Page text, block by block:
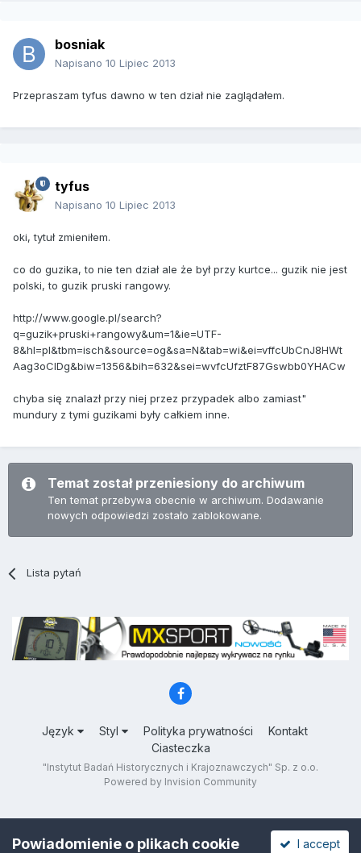
bosniak
Napisano 10 Lipiec 2013
Przepraszam tyfus dawno w ten dział nie zaglądałem.
tyfus
Napisano 10 Lipiec 2013
oki, tytuł zmieniłem.
co do guzika, to nie ten dział ale że był przy kurtce... guzik nie jest
polski, to guzik pruski rangowy.
http://www.google.pl/search?
q=guzik+pruski+rangowy&um=1&ie=UTF-
8&hl=pl&tbm=isch&source=og&sa=N&tab=wi&ei=vffcUbCnJ8HWt
Aag3oCIDg&biw=1356&bih=632&sei=wvfcUfztF87Gswbb0YHACw
chyba się znalazł przy niej przez przypadek albo zamiast"
mundury z tymi guzikami były całkiem inne.
Temat został przeniesiony do archiwum
Ten temat przebywa obecnie w archiwum. Dodawanie
nowych odpowiedzi zostało zablokowane.
Lista pytań
Język Styl Polityka prywatności
Kontakt
Ciasteczka
"Instytut Badań Historycznych i Krajoznawczych" Sp. z o.o.
Powered by Invision Community
Powiadomienie o plikach cookie I accept